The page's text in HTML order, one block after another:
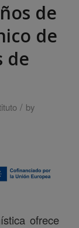
de
de
de
/ by
ofrece